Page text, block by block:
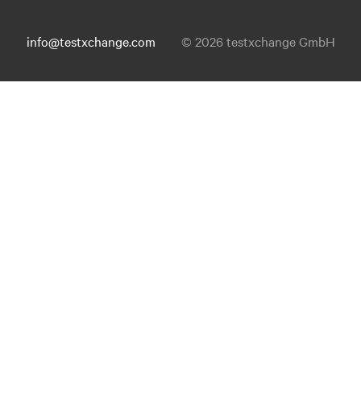
info@testxchange.com © 2026 testxchange GmbH